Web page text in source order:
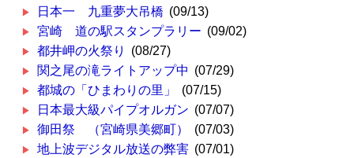
日本一 九重夢大吊橋 (09/13)
宮崎 道の駅スタンプラリー (09/02)
都井岬の火祭り
(08/27)
関之尾の滝ライトアップ中 (07/29)
都城の「ひまわりの里」
(07/15)
日本最大級パイプオルガン (07/07)
御田祭 （宮崎県美郷町）
(07/03)
地上波デジタル放送の弊害 (07/01)